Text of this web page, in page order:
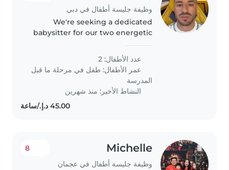
وظيفة جليسة أطفال في دبي
We're seeking a dedicated
babysitter for our two energetic
and making new friends. Our
home is welcoming and full of
energy, perfect for someone
who..
عدد الأطفال: 2
عمر الأطفال: طفل في مرحلة ما قبل
المدرسة
النشاط الأخير: منذ شهرين
Michelle
وظيفة جليسة أطفال في عجمان
8